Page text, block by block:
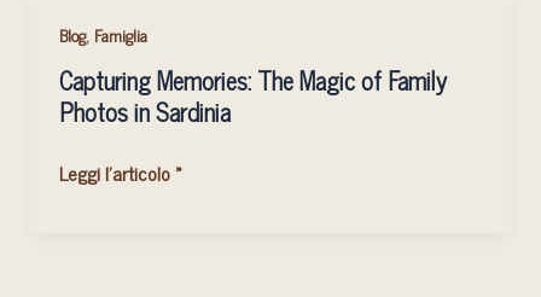
Blog, Famiglia
Capturing Memories: The Magic of Family
Photos in Sardinia
Capturing
Memories:
The
Magic
Family
Leggi l'articolo »